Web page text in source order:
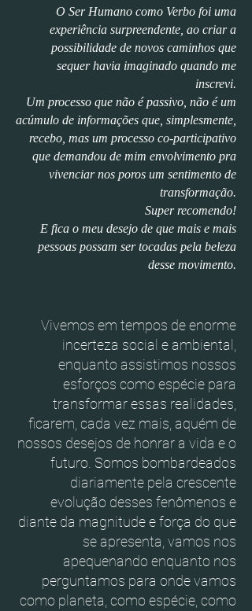
O Ser Humano como Verbo foi uma
experiência surpreendente, ao criar a
possibilidade de novos caminhos que
sequer havia imaginado quando me
inscrevi.
Um processo que não é passivo, não é um
acúmulo de informações que, simplesmente,
recebo, mas um processo co-participativo
que demandou de mim envolvimento pra
vivenciar nos poros um sentimento de
transformação.
Super recomendo!
E fica o meu desejo de que mais e mais
pessoas possam ser tocadas pela beleza
desse movimento.
Vivemos em tempos de enorme
incerteza social e ambiental,
enquanto assistimos nossos
esforços como espécie para
transformar essas realidades,
ficarem, cada vez mais, aquém de
nossos desejos de honrar a vida e o
futuro. Somos bombardeados
diariamente pela crescente
evolução desses fenômenos e
diante da magnitude e força do que
se apresenta, vamos nos
apequenando enquanto nos
perguntamos para onde vamos
como planeta, como espécie, como